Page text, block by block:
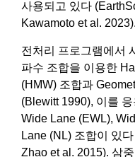
사용되고 있다
Kawamoto et al. 2023).
전처리 프로그램에서
파수 조합을 이용한
(HMW) 조합과
(Blewitt 1990), 이를
Wide Lane (EWL),
Lane (NL) 조합이 있
Zhao et al. 2015). 삼